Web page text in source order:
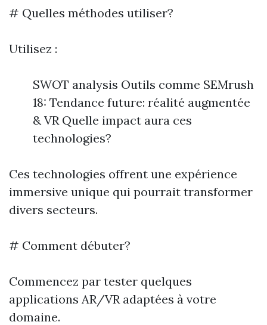
# Quelles méthodes utiliser?
Utilisez :
SWOT analysis Outils comme SEMrush
18: Tendance future: réalité augmentée
& VR Quelle impact aura ces
technologies?
Ces technologies offrent une expérience
immersive unique qui pourrait transformer
divers secteurs.
# Comment débuter?
Commencez par tester quelques
applications AR/VR adaptées à votre
domaine.